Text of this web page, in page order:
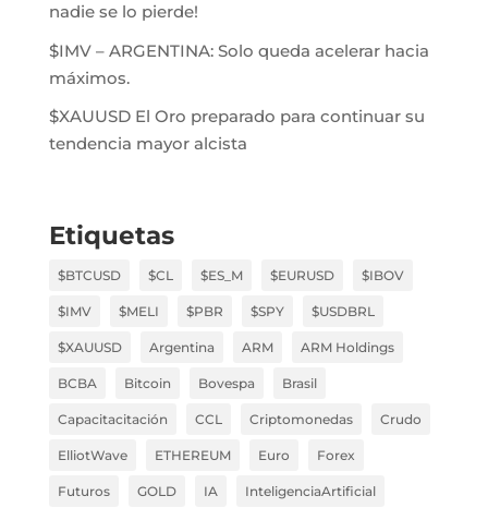
nadie se lo pierde!
$IMV – ARGENTINA: Solo queda acelerar hacia
máximos.
$XAUUSD El Oro preparado para continuar su
tendencia mayor alcista
Etiquetas
$BTCUSD $CL $ES_M $EURUSD $IBOV
$IMV $MELI $PBR $SPY $USDBRL
$XAUUSD Argentina ARM ARM Holdings
BCBA Bitcoin Bovespa Brasil
Capacitacitación CCL Criptomonedas Crudo
ElliotWave ETHEREUM Euro Forex
Futuros GOLD IA InteligenciaArtificial